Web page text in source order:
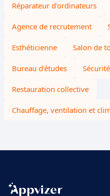
Réparateur d'ordinateurs
Agence de recrutement
Esthéticienne Salon de
Bureau d'études
Restauration collective
Chauffage, ventilation et